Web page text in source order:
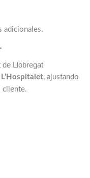
adicionales.
de Llobregat
, ajustando
cliente.